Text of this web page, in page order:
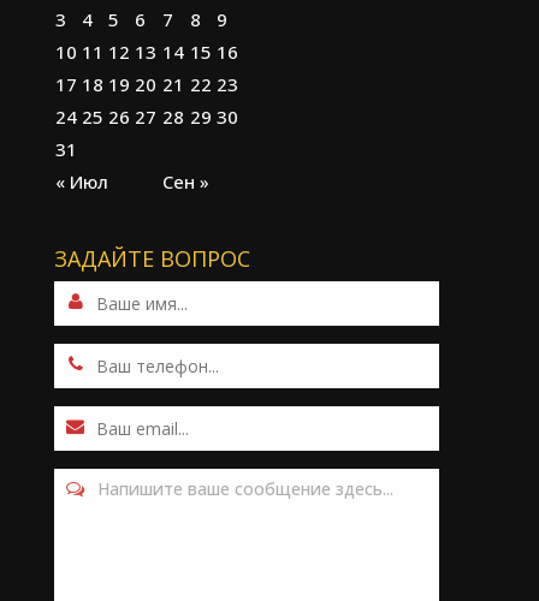
« Июл Сен »
3
4 5 6 7 8
9
10 11 12 13 14 15 16
17 18 19 20 21 22 23
24 25 26 27 28 29 30
31
ЗАДАЙТЕ ВОПРОС
Напишите ваше сообщение здесь...